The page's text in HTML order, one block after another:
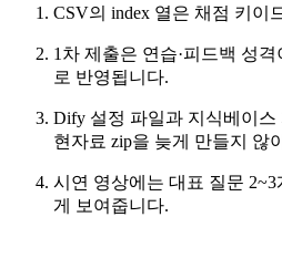
CSV의 index 열은 채점 키이
1차 제출은 연습·피드백 성
로 반영됩니다.
Dify 설정 파일과 지식베이스
현자료 zip을 늦게 만들지 않
시연 영상에는 대표 질문
게 보여줍니다.